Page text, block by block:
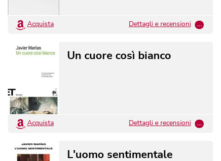
Acquista Dettagli e recensioni …
Un cuore così bianco
Acquista Dettagli e recensioni …
L'uomo sentimentale